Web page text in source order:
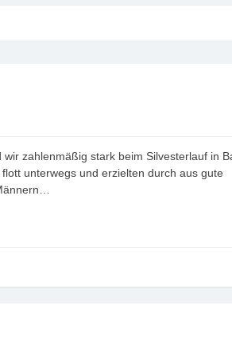
zahlenmäßig stark beim Silvesterlauf in
unterwegs und erzielten durch aus gute